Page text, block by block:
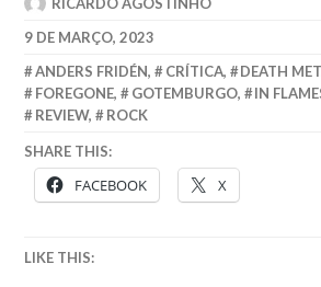
9 DE MARÇO, 2023
ANDERS FRIDÉN, CRÍTICA, DEATH
FOREGONE, GOTEMBURGO, IN
REVIEW, ROCK
SHARE THIS:
FACEBOOK X
LIKE THIS: